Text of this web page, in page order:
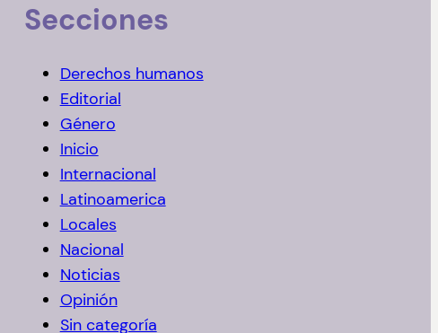
Secciones
Derechos humanos
Editorial
Género
Inicio
Internacional
Latinoamerica
Locales
Nacional
Noticias
Opinión
Sin categoría